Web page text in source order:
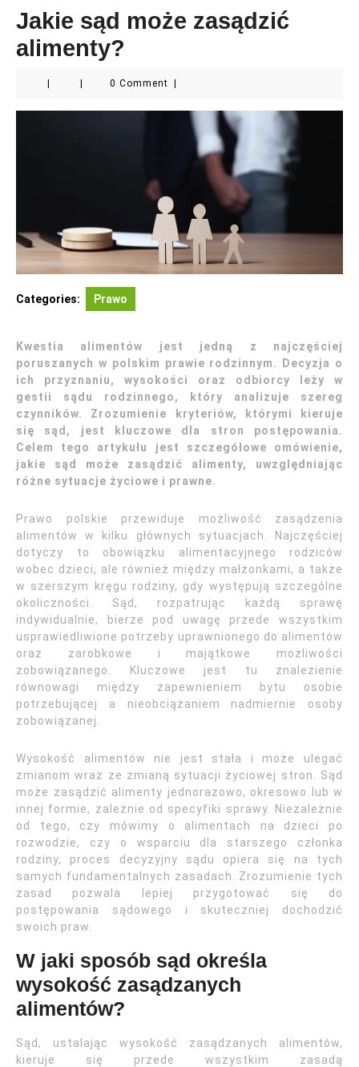
Jakie sąd może zasądzić
alimenty?
0 Comment
Categories: Prawo
Kwestia alimentów jest jedną z najczęściej
poruszanych w polskim prawie rodzinnym. Decyzja o
ich przyznaniu, wysokości oraz odbiorcy leży w
gestii sądu rodzinnego, który analizuje szereg
czynników. Zrozumienie kryteriów, którymi kieruje
się sąd, jest kluczowe dla stron postępowania.
Celem tego artykułu jest szczegółowe omówienie,
jakie sąd może zasądzić alimenty, uwzględniając
różne sytuacje życiowe i prawne.
Prawo polskie przewiduje możliwość zasądzenia
alimentów w kilku głównych sytuacjach. Najczęściej
dotyczy to obowiązku alimentacyjnego rodziców
wobec dzieci, ale również między małżonkami, a także
w szerszym kręgu rodziny, gdy występują szczególne
okoliczności. Sąd, rozpatrując każdą sprawę
indywidualnie, bierze pod uwagę przede wszystkim
usprawiedliwione potrzeby uprawnionego do alimentów
oraz zarobkowe i majątkowe możliwości
zobowiązanego. Kluczowe jest tu znalezienie
równowagi między zapewnieniem bytu osobie
potrzebującej a nieobciążaniem nadmiernie osoby
zobowiązanej.
Wysokość alimentów nie jest stała i może ulegać
zmianom wraz ze zmianą sytuacji życiowej stron. Sąd
może zasądzić alimenty jednorazowo, okresowo lub w
innej formie, zależnie od specyfiki sprawy. Niezależnie
od tego, czy mówimy o alimentach na dzieci po
rozwodzie, czy o wsparciu dla starszego członka
rodziny, proces decyzyjny sądu opiera się na tych
samych fundamentalnych zasadach. Zrozumienie tych
zasad pozwala lepiej przygotować się do
postępowania sądowego i skuteczniej dochodzić
swoich praw.
W jaki sposób sąd określa
wysokość zasądzanych
alimentów?
Sąd, ustalając wysokość zasądzanych alimentów,
kieruje się przede wszystkim zasadą